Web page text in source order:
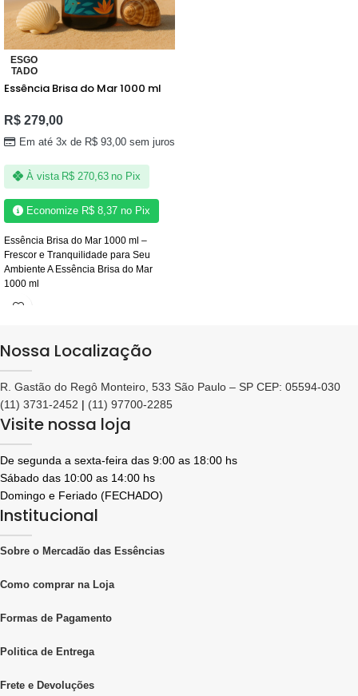
ESGO
TADO
Essência Brisa do Mar 1000 ml
R$ 279,00
Em até 3x de R$93,00sem juros
À vista R$270,63 no Pix
Economize R$8,37no Pix
Essência Brisa do Mar 1000 ml –
Frescor e Tranquilidade para Seu
Ambiente A Essência Brisa do Mar
1000 ml
Nossa Localização
R. Gastão do Regô Monteiro, 533 São Paulo – SP CEP: 05594-030
(11) 3731-2452 | (11) 97700-2285
Visite nossa loja
De segunda a sexta-feira das 9:00 as 18:00 hs
Sábado das 10:00 as 14:00 hs
Domingo e Feriado (FECHADO)
Institucional
Sobre o Mercadão das Essências
Como comprar na Loja
Formas de Pagamento
Politica de Entrega
Frete e Devoluções